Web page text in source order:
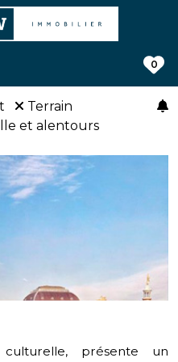
0
Terrain
et alentours
présente un